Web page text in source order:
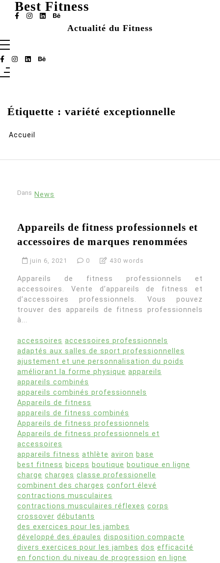
contenu
Best Fitness
Actualité du Fitness
Étiquette : variété exceptionnelle
Accueil
Dans News
Appareils de fitness professionnels et
accessoires de marques renommées
juin 6, 2021 0 430 words
Appareils de fitness professionnels et
accessoires. Vente d’appareils de fitness et
d’accessoires professionnels. Vous pouvez
trouver des appareils de fitness professionnels
à...
accessoires accessoires professionnels
adaptés aux salles de sport professionnelles
ajustement et une personnalisation du poids
améliorant la forme physique appareils
appareils combinés
appareils combinés professionnels
Appareils de fitness
appareils de fitness combinés
Appareils de fitness professionnels
Appareils de fitness professionnels et
accessoires
appareils fitness athlète aviron base
best fitness biceps boutique boutique en ligne
charge charges classe professionelle
combinent des charges confort élevé
contractions musculaires
contractions musculaires réflexes corps
crossover débutants
des exercices pour les jambes
développé des épaules disposition compacte
divers exercices pour les jambes dos efficacité
en fonction du niveau de progression en ligne